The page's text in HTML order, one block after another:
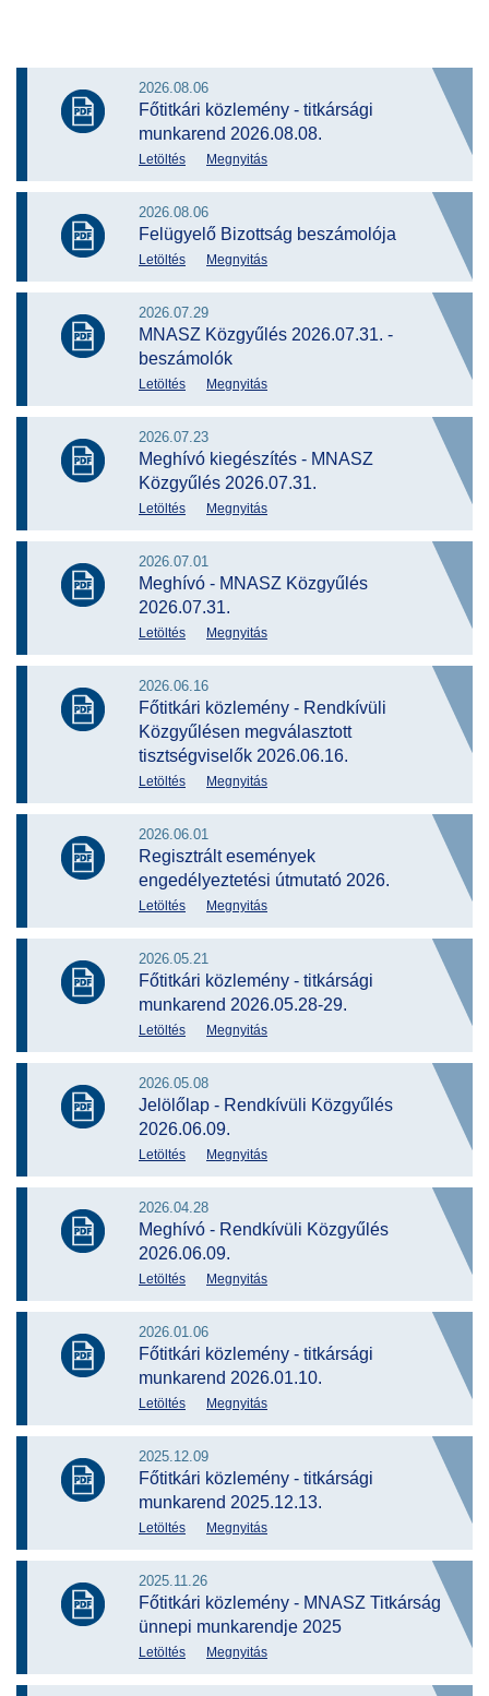
2026.08.06
Főtitkári közlemény - titkársági
munkarend 2026.08.08.
Letöltés Megnyitás
2026.08.06
Felügyelő Bizottság beszámolója
Letöltés Megnyitás
2026.07.29
MNASZ Közgyűlés 2026.07.31. -
beszámolók
Letöltés Megnyitás
2026.07.23
Meghívó kiegészítés - MNASZ
Közgyűlés 2026.07.31.
Letöltés Megnyitás
2026.07.01
Meghívó - MNASZ Közgyűlés
2026.07.31.
Letöltés Megnyitás
2026.06.16
Főtitkári közlemény - Rendkívüli
Közgyűlésen megválasztott
tisztségviselők 2026.06.16.
Letöltés Megnyitás
2026.06.01
Regisztrált események
engedélyeztetési útmutató 2026.
Letöltés Megnyitás
2026.05.21
Főtitkári közlemény - titkársági
munkarend 2026.05.28-29.
Letöltés Megnyitás
2026.05.08
Jelölőlap - Rendkívüli Közgyűlés
2026.06.09.
Letöltés Megnyitás
2026.04.28
Meghívó - Rendkívüli Közgyűlés
2026.06.09.
Letöltés Megnyitás
2026.01.06
Főtitkári közlemény - titkársági
munkarend 2026.01.10.
Letöltés Megnyitás
2025.12.09
Főtitkári közlemény - titkársági
munkarend 2025.12.13.
Letöltés Megnyitás
2025.11.26
Főtitkári közlemény - MNASZ Titkárság
ünnepi munkarendje 2025
Letöltés Megnyitás